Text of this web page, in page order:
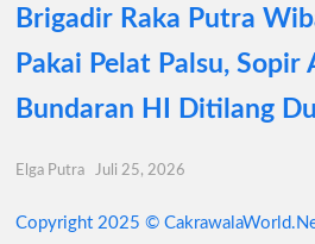
Brigadir Raka Putra
Pakai Pelat Palsu, Sopir
Bundaran HI Ditilang
Elga Putra Juli 25, 2026
Copyright 2025 ©